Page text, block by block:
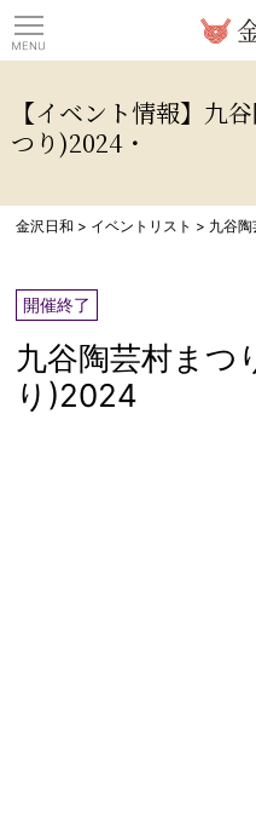
【イベント情報】九
つり)2024・
金沢日和 > イベントリスト > 九谷
開催終了
九谷陶芸村まつ
り)2024